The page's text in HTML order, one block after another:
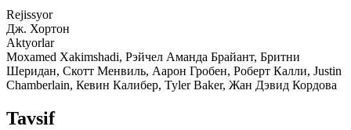
Rejissyor
Дж. Хортон
Aktyorlar
Moxamed Xakimshadi, Рэйчел Аманда Брайант, Бритни
Шеридан, Скотт Менвиль, Аарон Гробен, Роберт Калли, Justin
Chamberlain, Кевин Калибер, Tyler Baker, Жан Дэвид Кордова
Tavsif